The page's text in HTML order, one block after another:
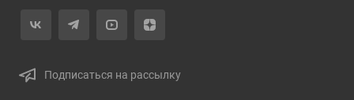
Подписаться на рассылку